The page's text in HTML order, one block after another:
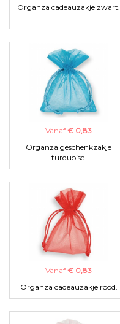
Organza cadeauzakje zwart.
Vanaf € 0,83
Organza geschenkzakje
turquoise.
Vanaf € 0,83
Organza cadeauzakje rood.